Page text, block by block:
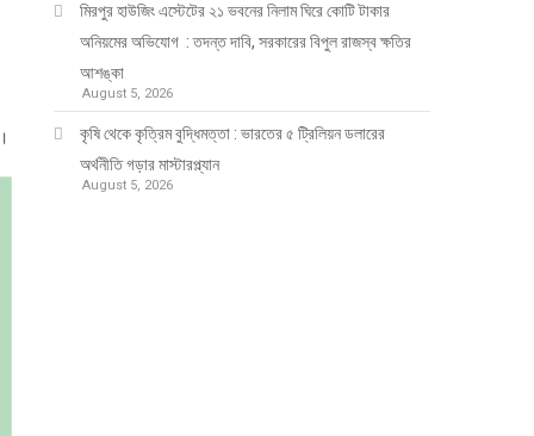
মিরপুর হাউজিং এস্টেটের ২১ ভবনের নিলাম ঘিরে কোটি টাকার
অনিয়মের অভিযোগ : তদন্ত দাবি, সরকারের বিপুল রাজস্ব ক্ষতির
আশঙ্কা
August 5, 2026
কৃষি থেকে কৃত্রিম বুদ্ধিমত্তা : ভারতের ৫ ট্রিলিয়ন ডলারের
অর্থনীতি গড়ার মাস্টারপ্ল্যান
August 5, 2026